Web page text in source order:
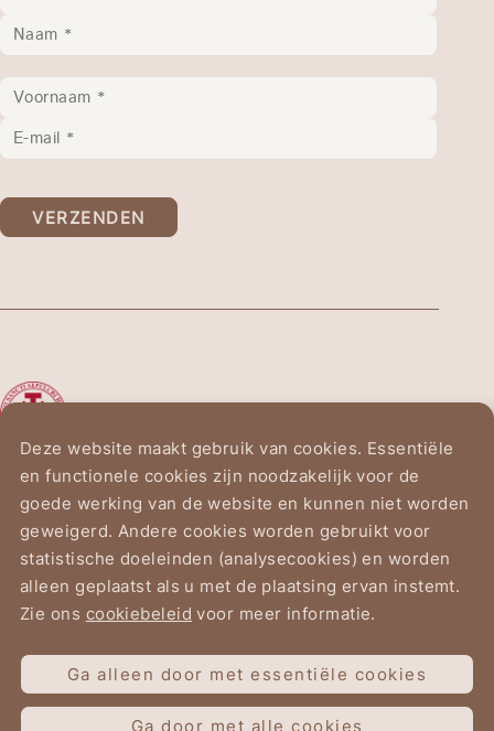
Vogelzanglaan 2
1150 Brussel
VERZENDEN
Gebruiksvoorwaarden
Gegevensbeschermingsverklaring
Cookiebeleid
Deze website maakt gebruik van cookies. Essentiële
en functionele cookies zijn noodzakelijk voor de
goede werking van de website en kunnen niet worden
geweigerd. Andere cookies worden gebruikt voor
statistische doeleinden (analysecookies) en worden
alleen geplaatst als u met de plaatsing ervan instemt.
Zie ons cookiebeleid voor meer informatie.
Ga alleen door met essentiële cookies
Ga door met alle cookies